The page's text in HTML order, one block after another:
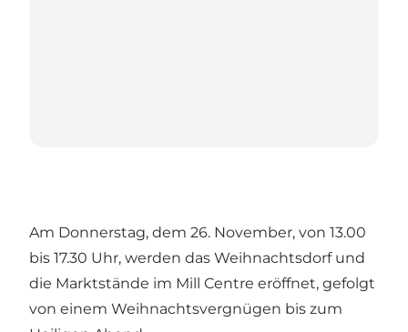
Am Donnerstag, dem 26. November, von 13.00
bis 17.30 Uhr, werden das Weihnachtsdorf und
die Marktstände im Mill Centre eröffnet, gefolgt
von einem Weihnachtsvergnügen bis zum